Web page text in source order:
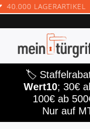
LAGERARTIKEL
🏷️
Wert10; 30€
100€ ab
Nur auf